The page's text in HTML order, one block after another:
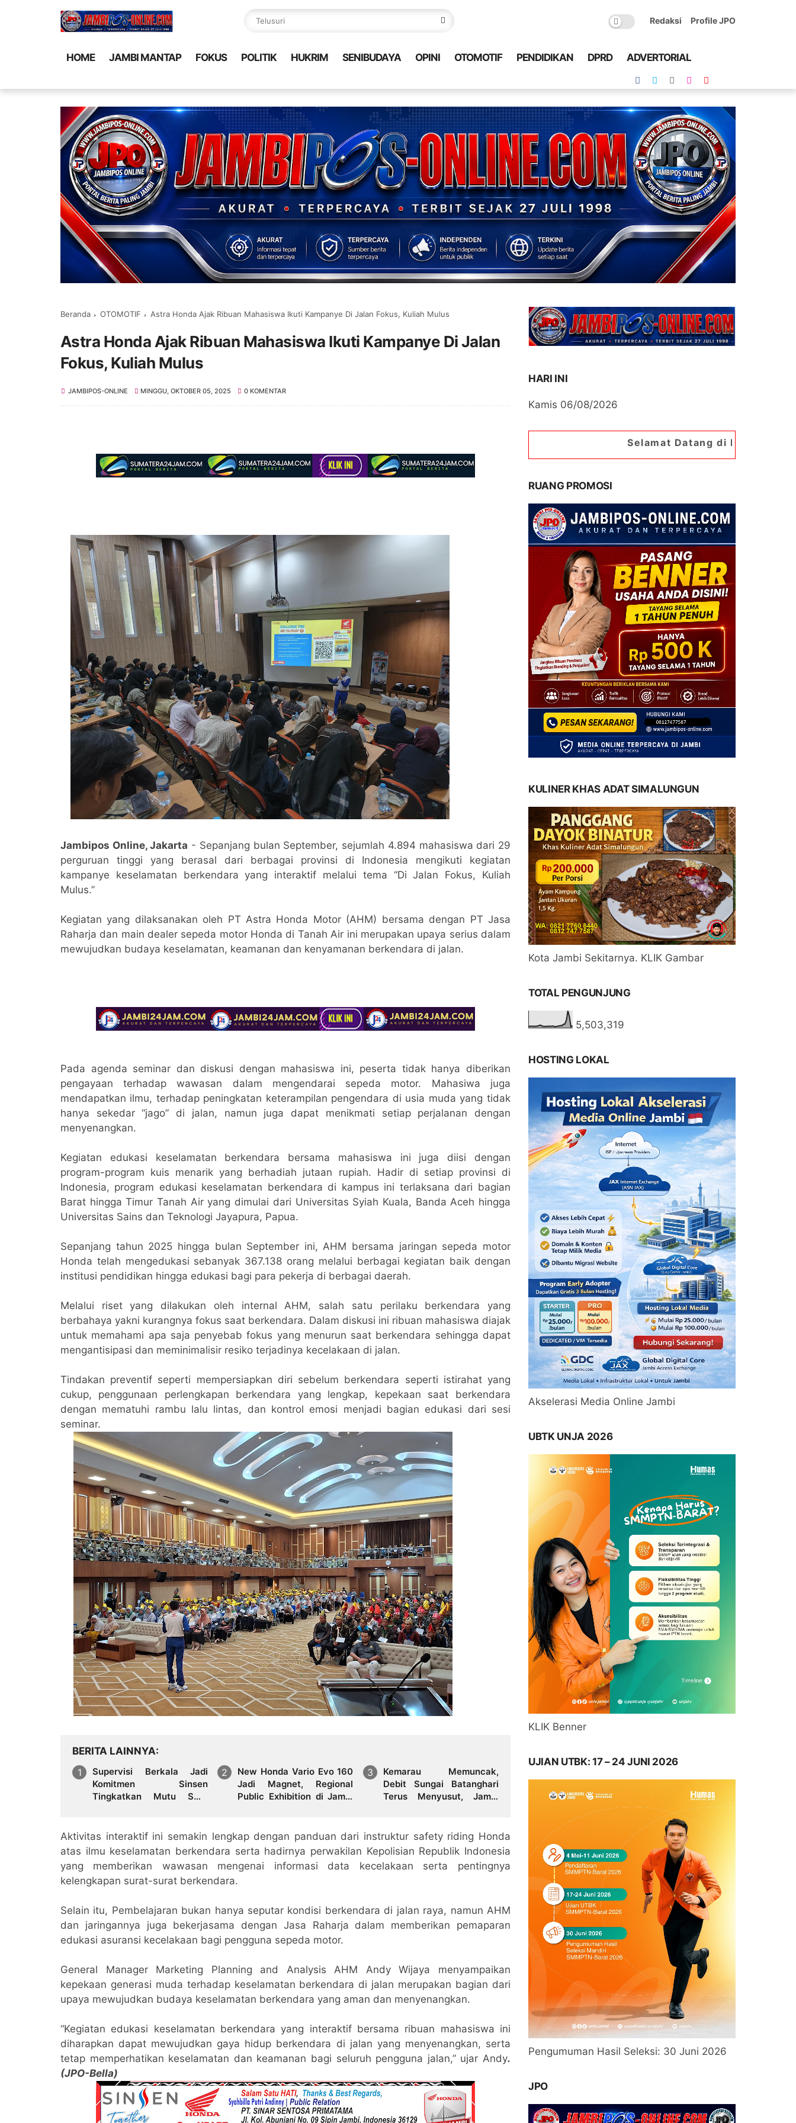
Redaksi Profile JPO
HOME JAMBI MANTAP FOKUS POLITIK HUKRIM SENIBUDAYA OPINI OTOMOTIF PENDIDIKAN DPRD ADVERTORIAL
Beranda OTOMOTIF Astra Honda Ajak Ribuan Mahasiswa Ikuti Kampanye Di Jalan Fokus, Kuliah Mulus
Astra Honda Ajak Ribuan Mahasiswa Ikuti Kampanye Di Jalan
Fokus, Kuliah Mulus
JAMBIPOS-ONLINE MINGGU, OKTOBER 05, 2025 0 KOMENTAR
Jambipos Online, Jakarta - Sepanjang bulan September, sejumlah 4.894 mahasiswa dari 29
perguruan tinggi yang berasal dari berbagai provinsi di Indonesia mengikuti kegiatan
kampanye keselamatan berkendara yang interaktif melalui tema “Di Jalan Fokus, Kuliah
Mulus.”
Kegiatan yang dilaksanakan oleh PT Astra Honda Motor (AHM) bersama dengan PT Jasa
Raharja dan main dealer sepeda motor Honda di Tanah Air ini merupakan upaya serius dalam
mewujudkan budaya keselamatan, keamanan dan kenyamanan berkendara di jalan.
Pada agenda seminar dan diskusi dengan mahasiswa ini, peserta tidak hanya diberikan
pengayaan terhadap wawasan dalam mengendarai sepeda motor. Mahasiwa juga
mendapatkan ilmu, terhadap peningkatan keterampilan pengendara di usia muda yang tidak
hanya sekedar “jago” di jalan, namun juga dapat menikmati setiap perjalanan dengan
menyenangkan.
Kegiatan edukasi keselamatan berkendara bersama mahasiswa ini juga diisi dengan
program-program kuis menarik yang berhadiah jutaan rupiah. Hadir di setiap provinsi di
Indonesia, program edukasi keselamatan berkendara di kampus ini terlaksana dari bagian
Barat hingga Timur Tanah Air yang dimulai dari Universitas Syiah Kuala, Banda Aceh hingga
Universitas Sains dan Teknologi Jayapura, Papua.
Sepanjang tahun 2025 hingga bulan September ini, AHM bersama jaringan sepeda motor
Honda telah mengedukasi sebanyak 367.138 orang melalui berbagai kegiatan baik dengan
institusi pendidikan hingga edukasi bagi para pekerja di berbagai daerah.
Melalui riset yang dilakukan oleh internal AHM, salah satu perilaku berkendara yang
berbahaya yakni kurangnya fokus saat berkendara. Dalam diskusi ini ribuan mahasiswa diajak
untuk memahami apa saja penyebab fokus yang menurun saat berkendara sehingga dapat
mengantisipasi dan meminimalisir resiko terjadinya kecelakaan di jalan.
Tindakan preventif seperti mempersiapkan diri sebelum berkendara seperti istirahat yang
cukup, penggunaan perlengkapan berkendara yang lengkap, kepekaan saat berkendara
dengan mematuhi rambu lalu lintas, dan kontrol emosi menjadi bagian edukasi dari sesi
seminar.
BERITA LAINNYA
Supervisi Berkala Jadi
Komitmen Sinsen
Tingkatkan Mutu SMK
New Honda Vario Evo 160
Jadi Magnet, Regional
Public Exhibition di Jambi
Kemarau Memuncak,
Debit Sungai Batanghari
Terus Menyusut, Jambi
Aktivitas interaktif ini semakin lengkap dengan panduan dari instruktur safety riding Honda
atas ilmu keselamatan berkendara serta hadirnya perwakilan Kepolisian Republik Indonesia
yang memberikan wawasan mengenai informasi data kecelakaan serta pentingnya
kelengkapan surat-surat berkendara.
Selain itu, Pembelajaran bukan hanya seputar kondisi berkendara di jalan raya, namun AHM
dan jaringannya juga bekerjasama dengan Jasa Raharja dalam memberikan pemaparan
edukasi asuransi kecelakaan bagi pengguna sepeda motor.
General Manager Marketing Planning and Analysis AHM Andy Wijaya menyampaikan
kepekaan generasi muda terhadap keselamatan berkendara di jalan merupakan bagian dari
upaya mewujudkan budaya keselamatan berkendara yang aman dan menyenangkan.
“Kegiatan edukasi keselamatan berkendara yang interaktif bersama ribuan mahasiswa ini
diharapkan dapat mewujudkan gaya hidup berkendara di jalan yang menyenangkan, serta
tetap memperhatikan keselamatan dan keamanan bagi seluruh pengguna jalan,” ujar Andy.
(JPO-Bella)
HARI INI
Kamis 06/08/2026
Selamat Datang di Portal Berita Jambipos
RUANG PROMOSI
KULINER KHAS ADAT SIMALUNGUN
Kota Jambi Sekitarnya. KLIK Gambar
TOTAL PENGUNJUNG
5,503,319
HOSTING LOKAL
Akselerasi Media Online Jambi
UBTK UNJA 2026
KLIK Benner
UJIAN UTBK: 17 – 24 JUNI 2026
Pengumuman Hasil Seleksi: 30 Juni 2026
JPO